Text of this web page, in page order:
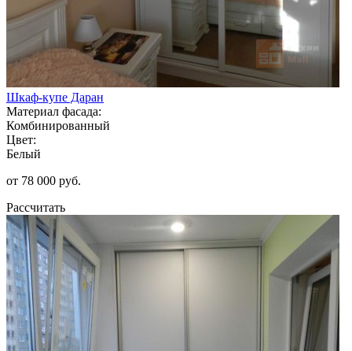
Шкаф-купе Даран
Материал фасада:
Комбинированный
Цвет:
Белый
от 78 000 руб.
Рассчитать